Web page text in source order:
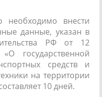
необходимо внести
данные, указан в
РФ от 12
государственной
средств и
на территории
10 дней.